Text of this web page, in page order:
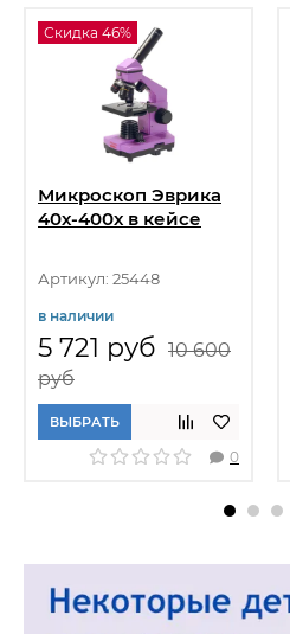
Скидка 46%
Микроскоп Эврика
40х-400х в кейсе
Артикул: 25448
в наличии
5 721 руб 10 600
руб
ВЫБРАТЬ
0